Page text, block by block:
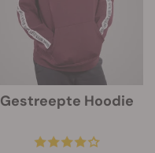
Gestreepte Hoodie